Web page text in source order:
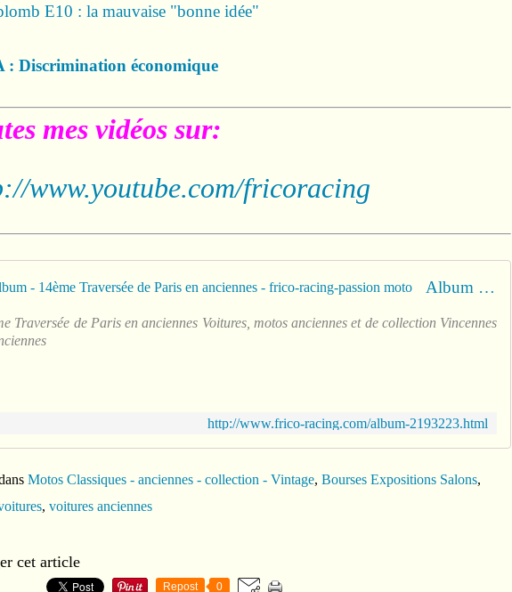
E10 : la mauvaise "bonne idée"
: Discrimination économique
mes vidéos sur:
www.youtube.com/fricoracing
Album - 14ème Traversée de Paris en anciennes - frico-racing-passion moto
Traversée de Paris en anciennes Voitures, motos anciennes et de collection Vincennes
http://www.frico-racing.com/album-2193223.html
Motos Classiques - anciennes - collection - Vintage, Bourses Expositions Salons,
, voitures anciennes
cet article
Repost 0